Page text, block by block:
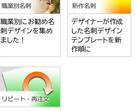
職業別にお勧め名
刺デザインを集め
ました！
デザイナーが作成
した名刺デザイン
テンプレートを新
作順に